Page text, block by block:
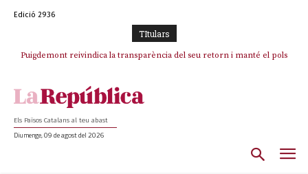
Edició 2936
TItulars
Puigdemont reivindica la transparència del seu retorn i manté el pols
Portugal acusa Espanya de provocar un “efecte crida” massiu per la seva
Els Països Catalans al teu abast
Diumenge, 09 de agost del 2026